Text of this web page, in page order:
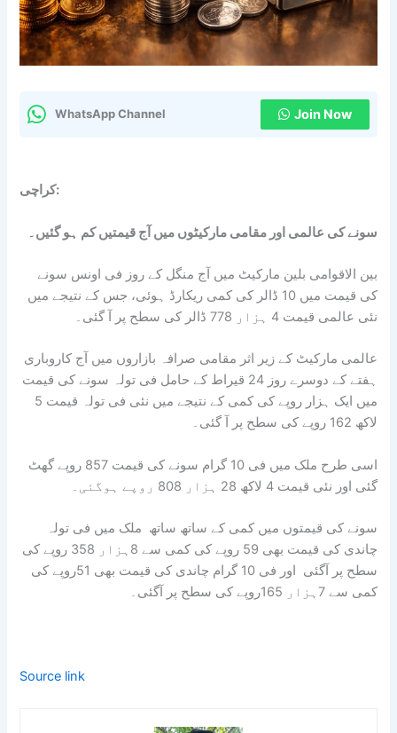
WhatsApp Channel Join Now
کراچی:
سونے کی عالمی اور مقامی مارکیٹوں میں آج قیمتیں کم ہو گئیں۔
بین الاقوامی بلین مارکیٹ میں آج منگل کے روز فی اونس سونے
کی قیمت میں 10 ڈالر کی کمی ریکارڈ ہوئی، جس کے نتیجے میں
نئی عالمی قیمت 4 ہزار 778 ڈالر کی سطح پر آ گئی۔
عالمی مارکیٹ کے زیر اثر مقامی صرافہ بازاروں میں آج کاروباری
ہفتے کے دوسرے روز 24 قیراط کے حامل فی تولہ سونے کی قیمت
میں ایک ہزار روپے کی کمی کے نتیجے میں نئی فی تولہ قیمت 5
لاکھ 162 روپے کی سطح پر آ گئی۔
اسی طرح ملک میں فی 10 گرام سونے کی قیمت 857 روپے گھٹ
گئی اور نئی قیمت 4 لاکھ 28 ہزار 808 روپے ہوگئی۔
سونے کی قیمتوں میں کمی کے ساتھ ساتھ ملک میں فی تولہ
چاندی کی قیمت بھی 59 روپے کی کمی سے 8ہزار 358 روپے کی
سطح پر آگئی اور فی 10 گرام چاندی کی قیمت بھی 51روپے کی
کمی سے 7ہزار 165روپے کی سطح پر آگئی۔
Source link